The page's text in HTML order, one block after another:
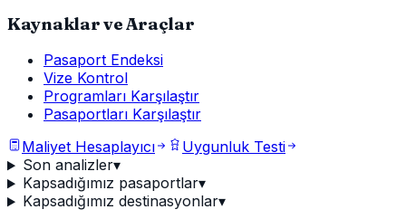
Kaynaklar ve Araçlar
Pasaport Endeksi
Vize Kontrol
Programları Karşılaştır
Pasaportları Karşılaştır
Maliyet Hesaplayıcı
Uygunluk Testi
Son analizler▾
Kapsadığımız pasaportlar▾
Kapsadığımız destinasyonlar▾